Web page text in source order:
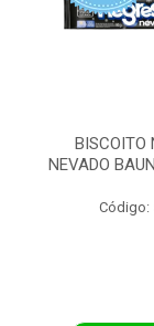
BISCOITO
NEVADO
Código: